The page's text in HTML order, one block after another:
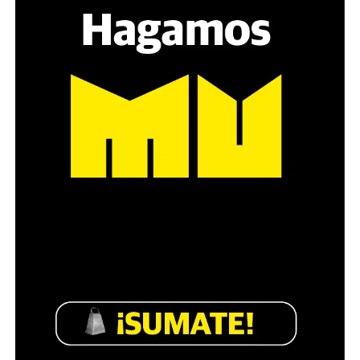
mamá de Lucía Pérez
“Estamos como el día 1”. La frase de la madre de la joven
asesinada en 2016 remite a aquel año: cuando
es a través del interrogante, que puedan encarnar la
pregunta», comparte Gonzalo, de 41 años.